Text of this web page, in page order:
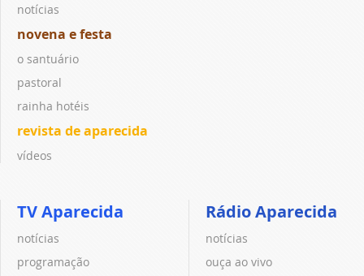
notícias
novena e festa
o santuário
pastoral
rainha hotéis
revista de aparecida
vídeos
TV Aparecida
notícias
programação
Rádio Aparecida
notícias
ouça ao vivo